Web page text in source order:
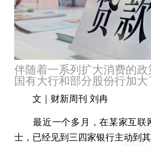
伴随着一系列扩大消费的
国有大行和部分股份行加大
文｜财新周刊 刘冉
最近一个多月，在某家互联
士，已经见到三四家银行主动到